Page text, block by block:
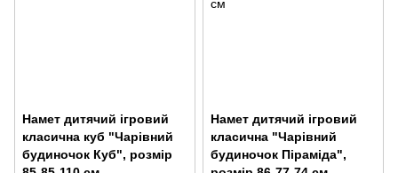
Намет дитячий ігровий
класична куб "Чарівний
будиночок Куб", розмір
Намет дитячий ігровий
класична "Чарівний
будиночок Піраміда",